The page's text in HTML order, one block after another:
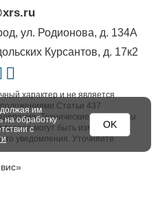
, ул. Родионова, д. 134А
Курсантов, д. 17к2
характер и не является
Статьи 437
Технические параметры
товара могут быть изменены
уведомления. Уточняйте
им
на обработку
с
OK